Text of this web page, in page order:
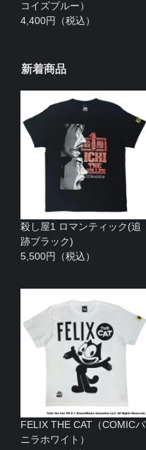
コイズブルー）
4,400円（税込）
新着商品
殺し屋1 ロマンティック(追
跡ブラック)
5,500円（税込）
FELIX THE CAT（COMICバ
ニラホワイト）